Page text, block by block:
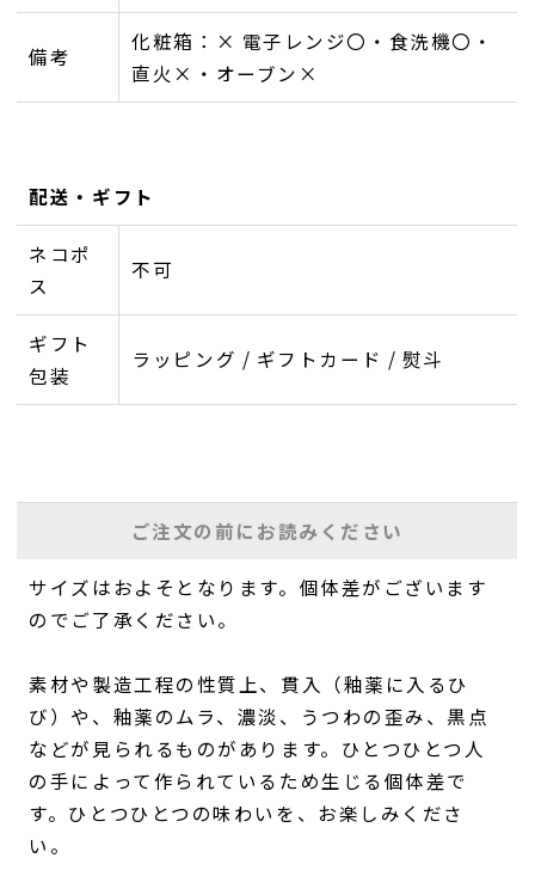
備考
化粧箱：× 電子レンジ〇・食洗機〇・
直火×・オーブン×
配送・ギフト
ネコポ
ス
不可
ギフト
包装
ラッピング / ギフトカード / 熨斗
ご注文の前にお読みください
サイズはおよそとなります。個体差がございます
のでご了承ください。
素材や製造工程の性質上、貫入（釉薬に入るひ
び）や、釉薬のムラ、濃淡、うつわの歪み、黒点
などが見られるものがあります。ひとつひとつ人
の手によって作られているため生じる個体差で
す。ひとつひとつの味わいを、お楽しみくださ
い。